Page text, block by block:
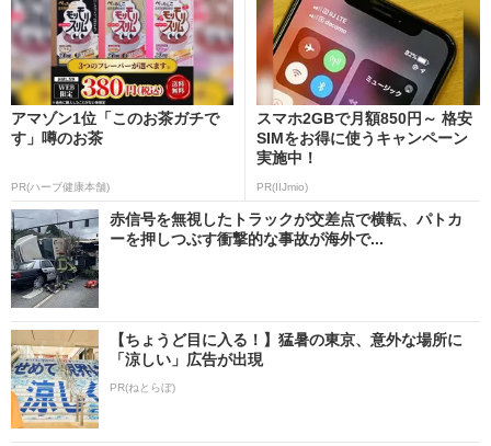
アマゾン1位「このお茶ガチで
す」噂のお茶
PR(ハーブ健康本舗)
スマホ2GBで月額850円～ 格安
SIMをお得に使うキャンペーン
実施中！
PR(IIJmio)
赤信号を無視したトラックが交差点で横転、パトカ
ーを押しつぶす衝撃的な事故が海外で...
【ちょうど目に入る！】猛暑の東京、意外な場所に
「涼しい」広告が出現
PR(ねとらぼ)